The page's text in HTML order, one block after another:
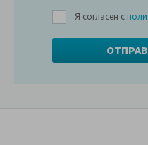
Я согласен с